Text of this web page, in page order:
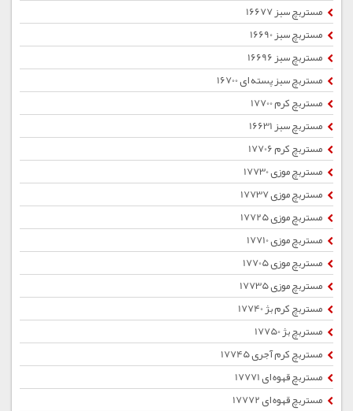
مستربچ سبز 16677
مستربچ سبز 16690
مستربچ سبز 16696
مستربچ سبز پسته ای 16700
مستربچ کرم 17700
مستربچ سبز 16631
مستربچ کرم 17706
مستربچ موزی 17730
مستربچ موزی 17737
مستربچ موزی 17725
مستربچ موزی 17710
مستربچ موزی 17705
مستربچ موزی 17735
مستربچ کرم بژ 17740
مستربچ بژ 17750
مستربچ کرم آجری 17745
مستربچ قهوه ای 17771
مستربچ قهوه ای 17772